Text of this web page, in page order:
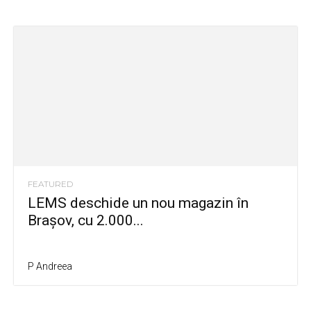
FEATURED
LEMS deschide un nou magazin în
Brașov, cu 2.000...
P Andreea